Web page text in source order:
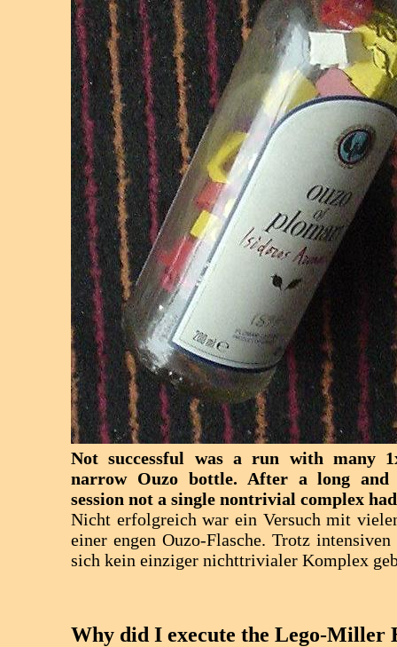
Not successful was a run with many
narrow Ouzo bottle. After a long and
session not a single nontrivial complex
Nicht erfolgreich war ein Versuch mit
einer engen Ouzo-Flasche. Trotz
sich kein einziger nichttrivialer Komplex
Why did I execute the Lego-Miller